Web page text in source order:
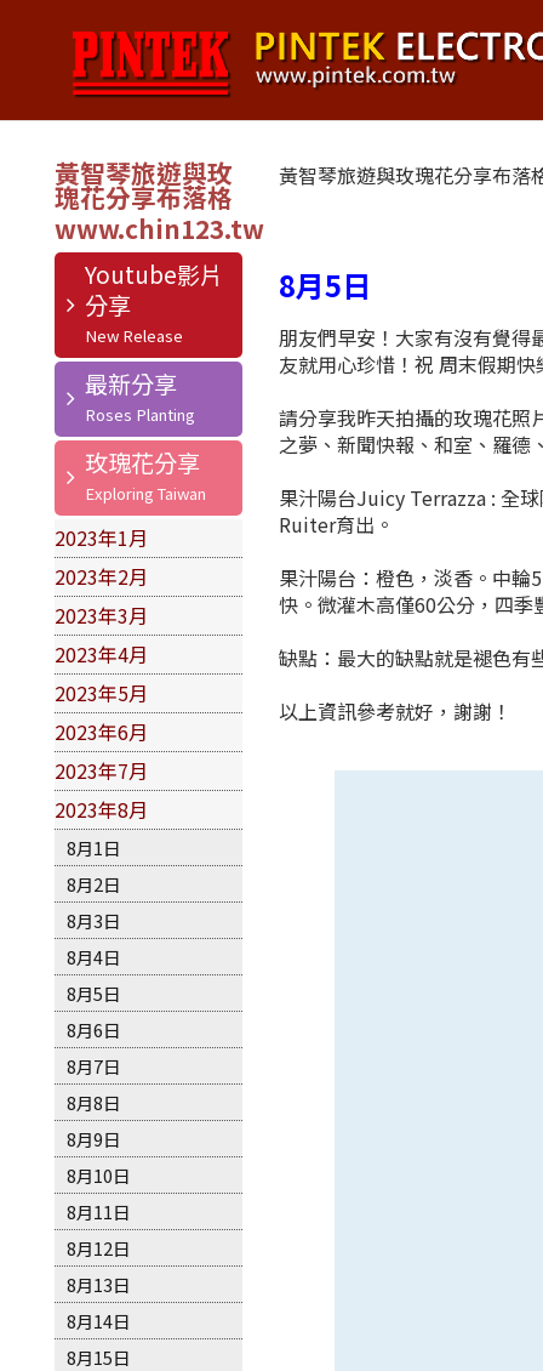
黃智琴旅遊與玫
瑰花分享布落格
Youtube影片
分享
最新分享
玫瑰花分享
2023年1月
2023年2月
2023年3月
2023年4月
2023年5月
2023年6月
2023年7月
2023年8月
8月1日
8月2日
8月3日
8月4日
8月5日
8月6日
8月7日
8月8日
8月9日
8月10日
8月11日
8月12日
8月13日
8月14日
8月15日
黃智琴旅遊與玫瑰花分享布落
8月5日
朋友們早安！大家有沒有覺得
友就用心珍惜！祝 周末假期快
請分享我昨天拍攝的玫瑰花照
之夢、新聞快報、和室、羅德
果汁陽台Juicy Terrazza : 全
Ruiter育出。
果汁陽台：橙色，淡香。中
快。微灌木高僅60公分，四
缺點：最大的缺點就是褪色有
以上資訊參考就好，謝謝！